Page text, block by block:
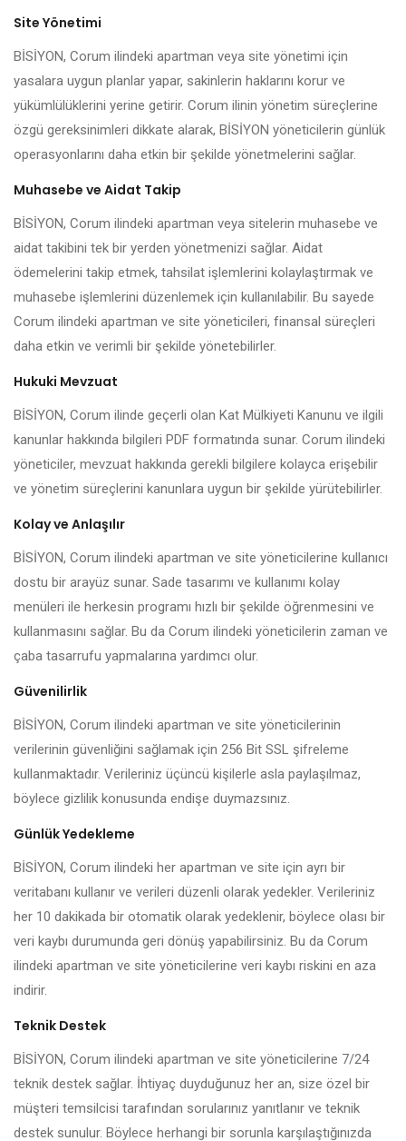
Site Yönetimi
BİSİYON, Corum ilindeki apartman veya site yönetimi için
yasalara uygun planlar yapar, sakinlerin haklarını korur ve
yükümlülüklerini yerine getirir. Corum ilinin yönetim süreçlerine
özgü gereksinimleri dikkate alarak, BİSİYON yöneticilerin günlük
operasyonlarını daha etkin bir şekilde yönetmelerini sağlar.
Muhasebe ve Aidat Takip
BİSİYON, Corum ilindeki apartman veya sitelerin muhasebe ve
aidat takibini tek bir yerden yönetmenizi sağlar. Aidat
ödemelerini takip etmek, tahsilat işlemlerini kolaylaştırmak ve
muhasebe işlemlerini düzenlemek için kullanılabilir. Bu sayede
Corum ilindeki apartman ve site yöneticileri, finansal süreçleri
daha etkin ve verimli bir şekilde yönetebilirler.
Hukuki Mevzuat
BİSİYON, Corum ilinde geçerli olan Kat Mülkiyeti Kanunu ve ilgili
kanunlar hakkında bilgileri PDF formatında sunar. Corum ilindeki
yöneticiler, mevzuat hakkında gerekli bilgilere kolayca erişebilir
ve yönetim süreçlerini kanunlara uygun bir şekilde yürütebilirler.
Kolay ve Anlaşılır
BİSİYON, Corum ilindeki apartman ve site yöneticilerine kullanıcı
dostu bir arayüz sunar. Sade tasarımı ve kullanımı kolay
menüleri ile herkesin programı hızlı bir şekilde öğrenmesini ve
kullanmasını sağlar. Bu da Corum ilindeki yöneticilerin zaman ve
çaba tasarrufu yapmalarına yardımcı olur.
Güvenilirlik
BİSİYON, Corum ilindeki apartman ve site yöneticilerinin
verilerinin güvenliğini sağlamak için 256 Bit SSL şifreleme
kullanmaktadır. Verileriniz üçüncü kişilerle asla paylaşılmaz,
böylece gizlilik konusunda endişe duymazsınız.
Günlük Yedekleme
BİSİYON, Corum ilindeki her apartman ve site için ayrı bir
veritabanı kullanır ve verileri düzenli olarak yedekler. Verileriniz
her 10 dakikada bir otomatik olarak yedeklenir, böylece olası bir
veri kaybı durumunda geri dönüş yapabilirsiniz. Bu da Corum
ilindeki apartman ve site yöneticilerine veri kaybı riskini en aza
indirir.
Teknik Destek
BİSİYON, Corum ilindeki apartman ve site yöneticilerine 7/24
teknik destek sağlar. İhtiyaç duyduğunuz her an, size özel bir
müşteri temsilcisi tarafından sorularınız yanıtlanır ve teknik
destek sunulur. Böylece herhangi bir sorunla karşılaştığınızda